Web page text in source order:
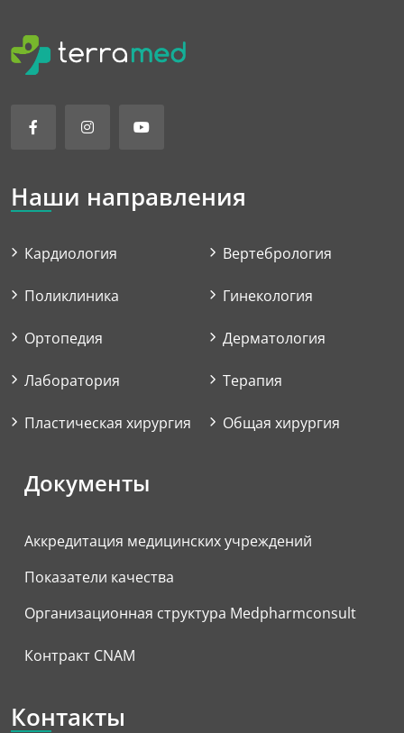
Наши направления
Кардиология
Поликлиника
Ортопедия
Лаборатория
Пластическая хирургия
Вертебрология
Гинекология
Дерматология
Терапия
Общая хирургия
Документы
Аккредитация медицинских учреждений
Показатели качества
Организационная структура Medpharmconsult
Контракт CNAM
Контакты